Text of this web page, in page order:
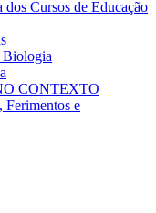
Cursos de Educação
Biologia
CONTEXTO
e